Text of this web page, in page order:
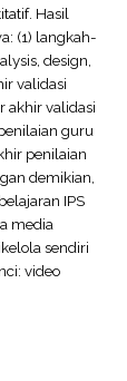
Hasil
(1) langkah-
design,
validasi
akhir validasi
guru
penilaian
demikian,
IPS
media
sendiri
video